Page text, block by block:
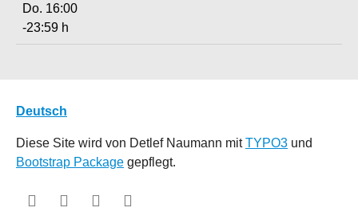
Do. 16:00
-23:59 h
Deutsch
Diese Site wird von Detlef Naumann mitTYPO3 und
Bootstrap Package gepflegt.
FacebookInstagramGitHubYouTube